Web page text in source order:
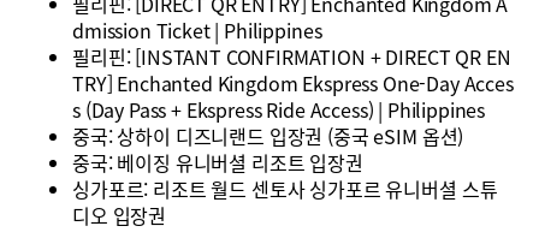
dmission Ticket | Philippines
필리핀: [INSTANT CONFIRMATION + DIRECT QR EN
TRY] Enchanted Kingdom Ekspress One-Day Acces
s (Day Pass + Ekspress Ride Access) | Philippines
중국: 상하이 디즈니랜드 입장권 (중국 eSIM 옵션)
중국: 베이징 유니버셜 리조트 입장권
싱가포르: 리조트 월드 센토사 싱가포르 유니버셜 스튜
디오 입장권